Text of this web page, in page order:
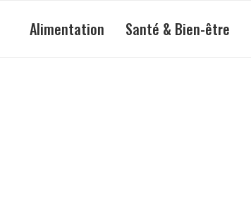
Alimentation Santé & Bien-être